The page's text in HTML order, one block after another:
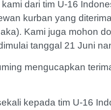
dari tim U-16
kurban yang
Kami juga mohon
tanggal 21 Juni
mengucapkan
kepada tim U-16